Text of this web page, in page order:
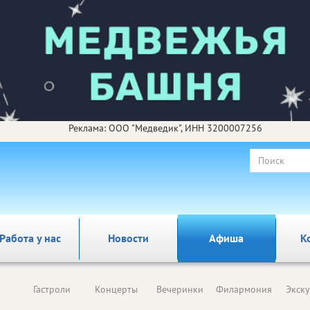
Реклама: ООО "Медведик", ИНН 3200007256
у нас Новости Афиша
Гастроли Концерты Вечеринки Филармония